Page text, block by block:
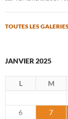
TOUTES LES
JANVIER 2025
L M
6
7